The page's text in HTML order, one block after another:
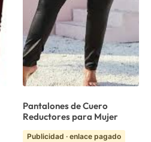
Pantalones de Cuero
Reductores para Mujer
Publicidad · enlace pagado